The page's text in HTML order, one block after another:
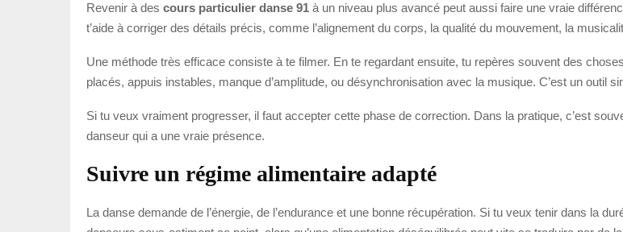
Revenir à des cours particulier danse 91 à un niveau plus avancé peut aussi faire une vraie
t’aide à corriger des détails précis, comme l’alignement du corps, la qualité du mouvement, la
Une méthode très efficace consiste à te filmer. En te regardant ensuite, tu repères souvent des
placés, appuis instables, manque d’amplitude, ou désynchronisation avec la musique. C’est un outil
Si tu veux vraiment progresser, il faut accepter cette phase de correction. Dans la pratique, c’est
danseur qui a une vraie présence.
Suivre un régime alimentaire adapté
La danse demande de l’énergie, de l’endurance et une bonne récupération. Si tu veux tenir dans la